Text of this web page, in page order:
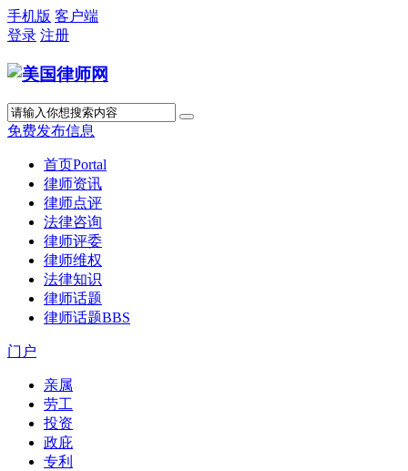
手机版 客户端
登录 注册
免费发布信息
首页Portal
律师资讯
律师点评
法律咨询
律师评委
律师维权
法律知识
律师话题
律师话题BBS
门户
亲属
劳工
投资
政庇
专利